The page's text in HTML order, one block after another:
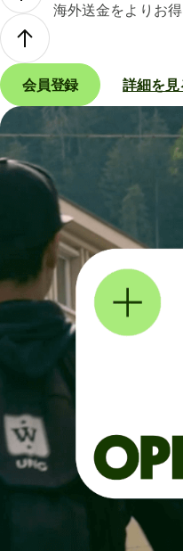
海外送金をよりお得
会員登録 詳細を見